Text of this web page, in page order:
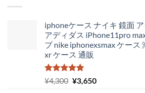
iphoneケース ナイキ 鏡面
アディダス iPhone11pro
プ nike iphonexsmax ケース
xr ケース 通販
5段階中
5.00
の評価
¥4,300 元
¥3,650現